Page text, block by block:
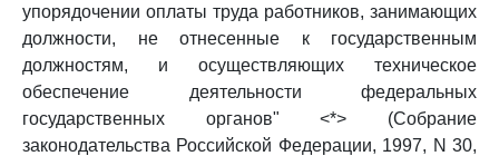
упорядочении оплаты труда работников, занимающих
должности, не отнесенные к государственным
должностям, и осуществляющих техническое
обеспечение деятельности федеральных
государственных органов" <*> (Собрание
законодательства Российской Федерации, 1997, N 30,